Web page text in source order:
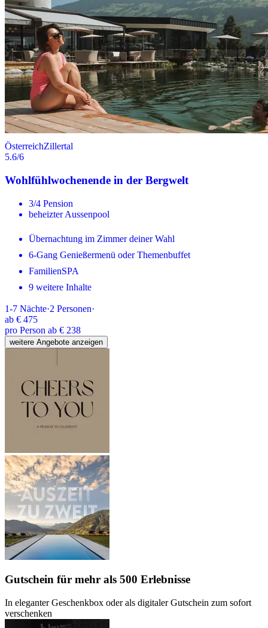
ÖsterreichZillertal
5.6/6
Wohlfühlwochenende in der Bergwelt
3/4 Pension
beheizter Aussenpool
Übernachtung im Zimmer deiner Wahl
6-Gang Genießermenü oder Themenbuffet
FamilienSPA
9 weitere Inhalte
1-7 Nächte·2 Personen·
ab € 475
pro Person ab € 238
weitere Angebote anzeigen
Gutschein für mehr als 500 Erlebnisse
In eleganter Geschenkbox oder als digitaler Gutschein zum sofort
verschenken